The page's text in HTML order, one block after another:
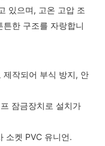
있으며, 고온 고압 조
한 구조를 자랑합니
작되어 부식 방지, 안
잠금장치로 설치가
소켓 PVC 유니언.